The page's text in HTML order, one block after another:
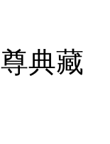
典藏